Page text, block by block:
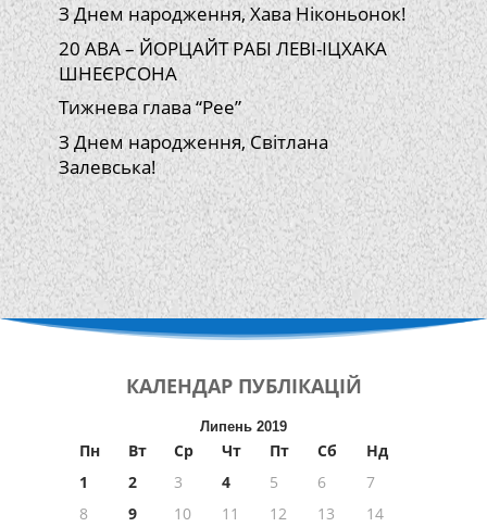
З Днем народження, Хава Ніконьонок!
20 АВА – ЙОРЦАЙТ РАБІ ЛЕВІ-ІЦХАКА
ШНЕЄРСОНА
Тижнева глава “Рее”
З Днем народження, Світлана
Залевська!
КАЛЕНДАР ПУБЛІКАЦІЙ
Липень 2019
Пн Вт Ср Чт Пт Сб
Нд
1
2 3 4 5 6
7
8
9 10 11 12 13
14